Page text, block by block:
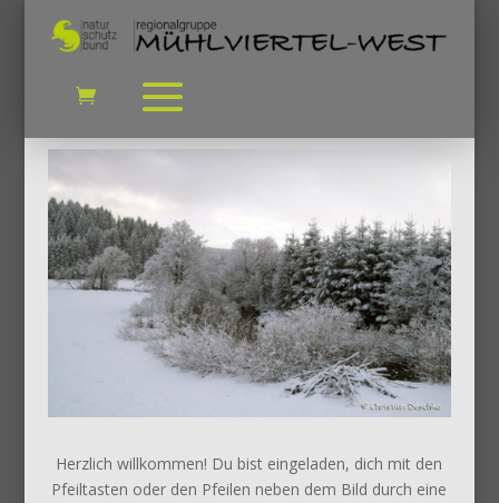
Herzlich willkommen! Du bist eingeladen, dich mit den
Pfeiltasten oder den Pfeilen neben dem Bild durch eine